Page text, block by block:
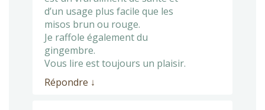
d’un usage plus facile que les
misos brun ou rouge.
Je raffole également du
gingembre.
Vous lire est toujours un plaisir.
Répondre ↓